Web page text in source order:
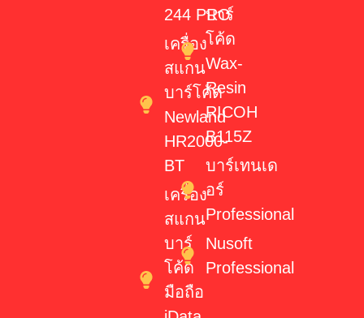
244 PRO
เครื่อง
สแกน
บาร์โค้ด
Newland
HR2000-
BT
เครื่อง
สแกน
บาร์
โค้ด
มือถือ
บาร์
โค้ด
Wax-
Resin
RICOH
B115Z
บาร์เทนเด
อร์
Professional
Nusoft
Professional